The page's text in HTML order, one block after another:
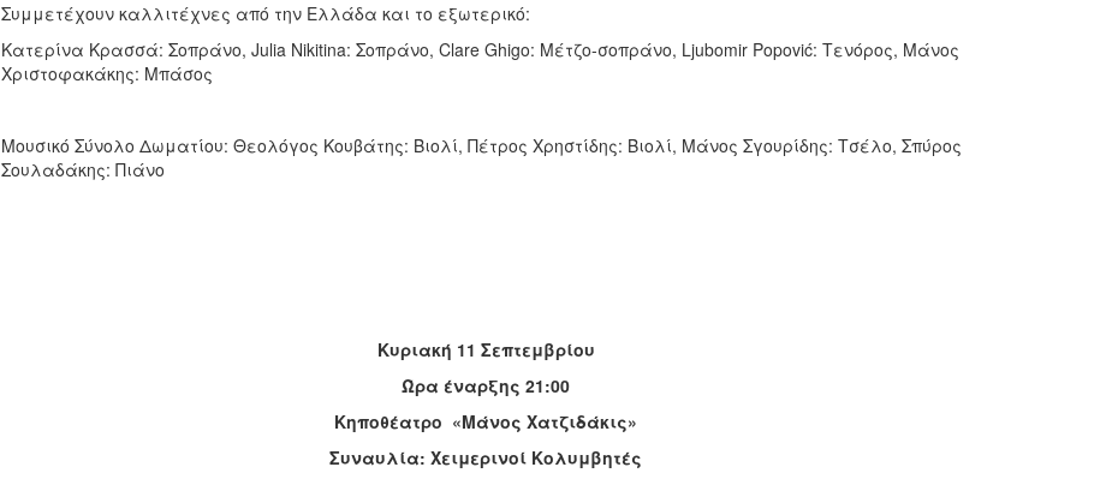
Συμμετέχουν καλλιτέχνες από την Ελλάδα και το εξωτερικό:
Κατερίνα Κρασσά: Σοπράνο, Julia Nikitina: Σοπράνο, Clare Ghigo: Μέτζο-σοπράνο, Ljubomir Popović: Τενόρος, Μάνος
Χριστοφακάκης: Μπάσος
Μουσικό Σύνολο Δωματίου: Θεολόγος Κουβάτης: Βιολί, Πέτρος Χρηστίδης: Βιολί, Μάνος Σγουρίδης: Τσέλο, Σπύρος
Σουλαδάκης: Πιάνο
Κυριακή 11 Σεπτεμβρίου
Ώρα έναρξης 21:00
Κηποθέατρο «Μάνος Χατζιδάκις»
Συναυλία: Χειμερινοί Κολυμβητές